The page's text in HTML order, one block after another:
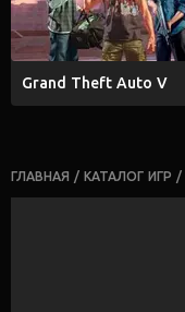
Grand Theft Auto V
ГЛАВНАЯ / КАТАЛОГ ИГР /